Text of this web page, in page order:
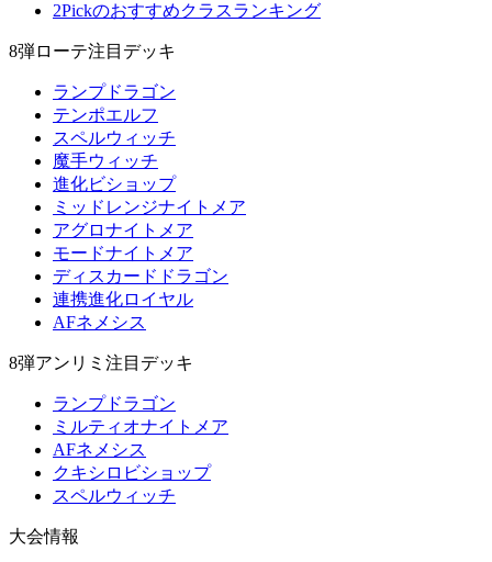
2Pickのおすすめクラスランキング
8弾ローテ注目デッキ
ランプドラゴン
テンポエルフ
スペルウィッチ
魔手ウィッチ
進化ビショップ
ミッドレンジナイトメア
アグロナイトメア
モードナイトメア
ディスカードドラゴン
連携進化ロイヤル
AFネメシス
8弾アンリミ注目デッキ
ランプドラゴン
ミルティオナイトメア
AFネメシス
クキシロビショップ
スペルウィッチ
大会情報